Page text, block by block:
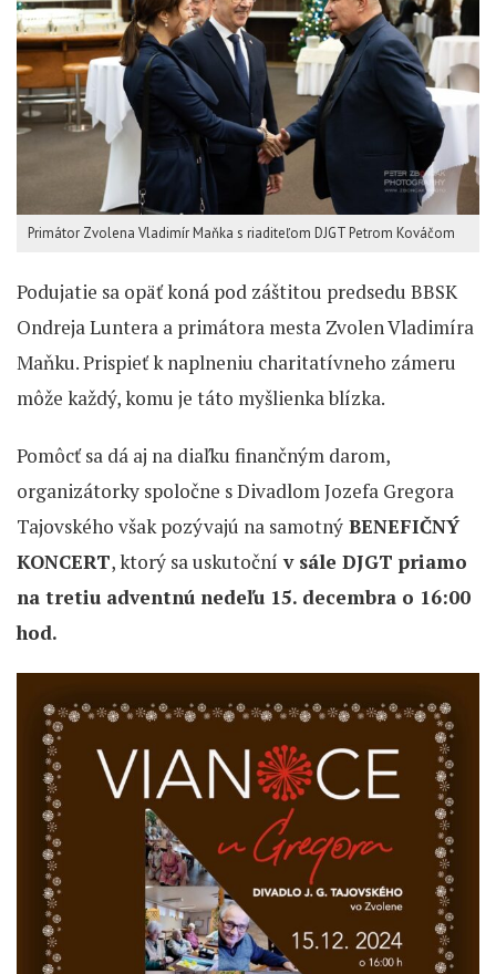
Primátor Zvolena Vladimír Maňka s riaditeľom DJGT Petrom Kováčom
Podujatie sa opäť koná pod záštitou predsedu BBSK
Ondreja Luntera a primátora mesta Zvolen Vladimíra
Maňku. Prispieť k naplneniu charitatívneho zámeru
môže každý, komu je táto myšlienka blízka.
Pomôcť sa dá aj na diaľku finančným darom,
organizátorky spoločne s Divadlom Jozefa Gregora
Tajovského však pozývajú na samotný BENEFIČNÝ
KONCERT, ktorý sa uskutoční v sále DJGT priamo
na tretiu adventnú nedeľu 15. decembra o 16:00
hod.